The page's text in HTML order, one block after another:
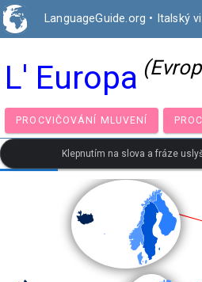
LanguageGuide.org • Italský
L' Europa
PROCVIČOVÁNÍ MLUVENÍ
Klepnutím na slova a fráze